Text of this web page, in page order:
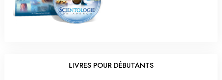
LIVRES POUR DÉBUTANTS